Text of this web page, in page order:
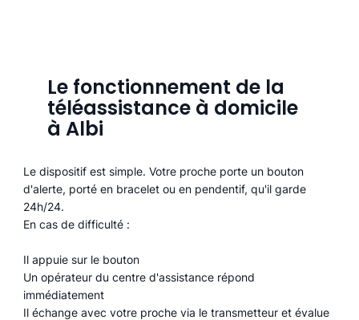
Le fonctionnement de la
téléassistance à domicile
à Albi
Le dispositif est simple. Votre proche porte un bouton
d'alerte, porté en bracelet ou en pendentif, qu'il garde
24h/24.
En cas de difficulté :
Il appuie sur le bouton
Un opérateur du centre d'assistance répond
immédiatement
Il échange avec votre proche via le transmetteur et évalue